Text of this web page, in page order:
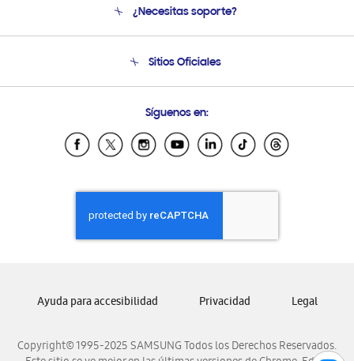
Soporte
¿Necesitas soporte?
Soporte vía eMail
Sitios Oficiales
Samsung Ecuador
Samsung El Salvador
Samsung Honduras
Samsung Nicaragua
Samsung Panamá
Samsung Venezuela
Síguenos en:
Copyright© 1995-2025 SAMSUNG Todos los Derechos Reservados.
Ayuda para accesibilidad Privacidad Legal